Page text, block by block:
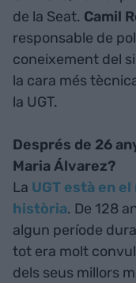
de la Seat. Camil
responsable de
coneixement del
la cara més
la UGT.
Després de 26
Maria Álvarez?
La UGT està en
història. De 128
algun període
tot era molt
dels seus millors